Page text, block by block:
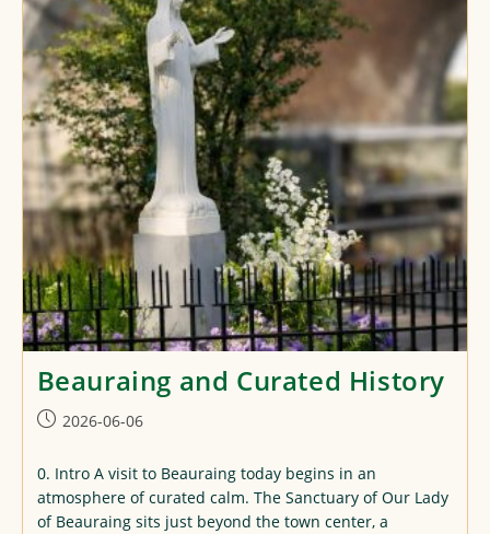
Beauraing and Curated History
Post2026-06-06
0. Intro A visit to Beauraing today begins in an
atmosphere of curated calm. The Sanctuary of Our Lady
of Beauraing sits just beyond the town center, a